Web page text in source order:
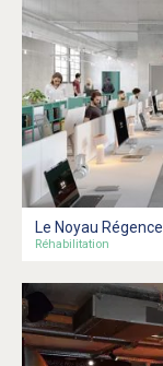
Le Noyau Régence
Réhabilitation